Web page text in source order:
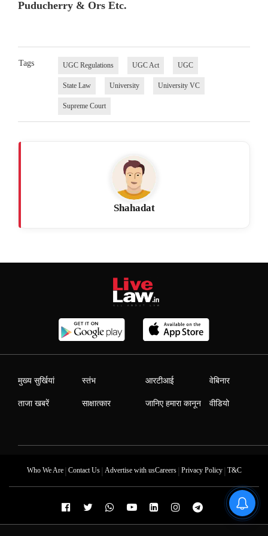
Puducherry & Ors Etc.
Tags UGC Regulations UGC Act UGC
State Law University University VC
Supreme Court
Shahadat
मुख्य सुर्खियां
ताजा खबरें
स्तंभ
साक्षात्कार
आरटीआई
जानिए हमारा कानून
वेबिनार
वीडियो
Who We Are| Contact Us| Advertise with usCareers| Privacy Policy| T&C